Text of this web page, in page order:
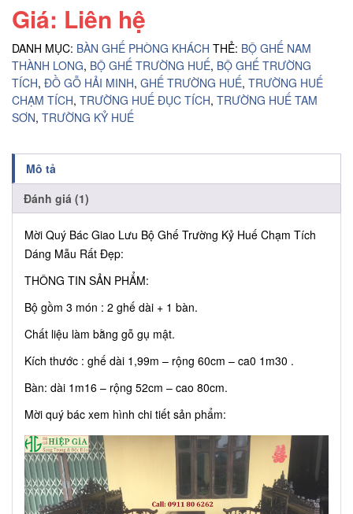
5 dựa
trênđánh
Giá: Liên hệ
DANH MỤC: BÀN GHẾ PHÒNG KHÁCH THẺ: BỘ GHẾ NAM
THÀNH LONG, BỘ GHẾ TRƯỜNG HUẾ, BỘ GHẾ TRƯỜNG
TÍCH, ĐỒ GỖ HẢI MINH, GHẾ TRƯỜNG HUẾ, TRƯỜNG HUẾ
CHẠM TÍCH, TRƯỜNG HUẾ ĐỤC TÍCH, TRƯỜNG HUẾ TAM
SƠN, TRƯỜNG KỶ HUẾ
Mô tả
Đánh giá (1)
Mời Quý Bác Giao Lưu Bộ Ghế Trường Kỷ Huế Chạm Tích
Dáng Mẫu Rất Đẹp:
THÔNG TIN SẢN PHẨM:
Bộ gồm 3 món : 2 ghế dài + 1 bàn.
Chất liệu làm bằng gỗ gụ mật.
Kích thước : ghế dài 1,99m – rộng 60cm – ca0 1m30 .
Bàn: dài 1m16 – rộng 52cm – cao 80cm.
Mời quý bác xem hình chi tiết sản phẩm: